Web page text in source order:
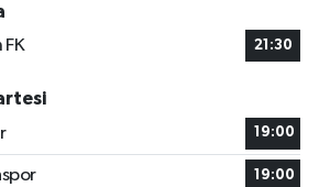
FK
21:30
19:00
19:00